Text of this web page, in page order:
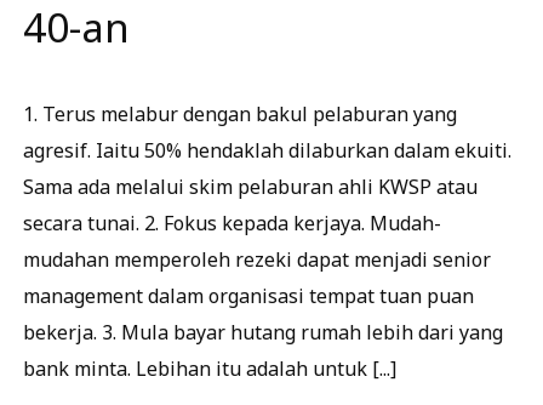
40-an
1. Terus melabur dengan bakul pelaburan yang
agresif. Iaitu 50% hendaklah dilaburkan dalam ekuiti.
Sama ada melalui skim pelaburan ahli KWSP atau
secara tunai. 2. Fokus kepada kerjaya. Mudah-
mudahan memperoleh rezeki dapat menjadi senior
management dalam organisasi tempat tuan puan
bekerja. 3. Mula bayar hutang rumah lebih dari yang
bank minta. Lebihan itu adalah untuk [...]